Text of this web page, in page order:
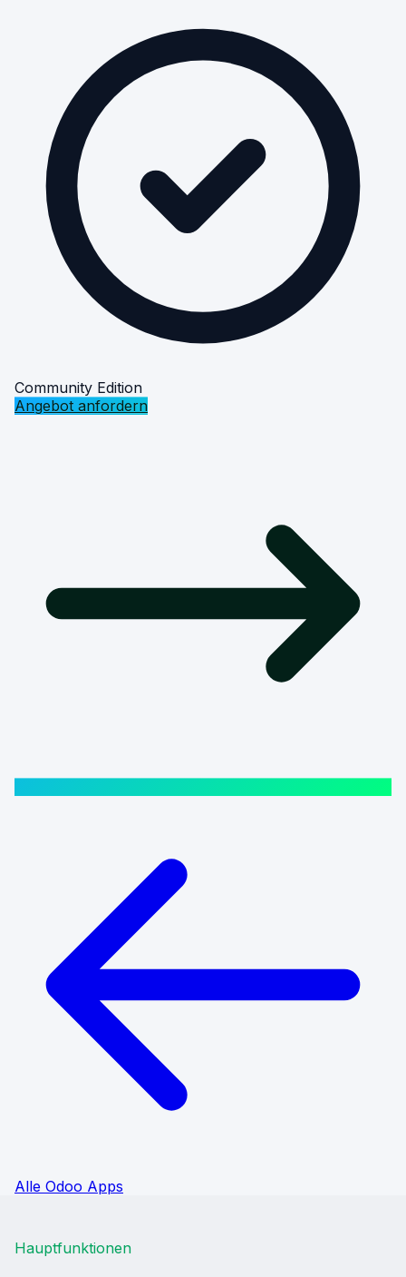
Community Edition
Angebot anfordern
Alle Odoo Apps
Hauptfunktionen